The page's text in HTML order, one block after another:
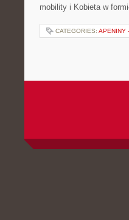
mobility i Kobieta w
CATEGORIES: APENINY